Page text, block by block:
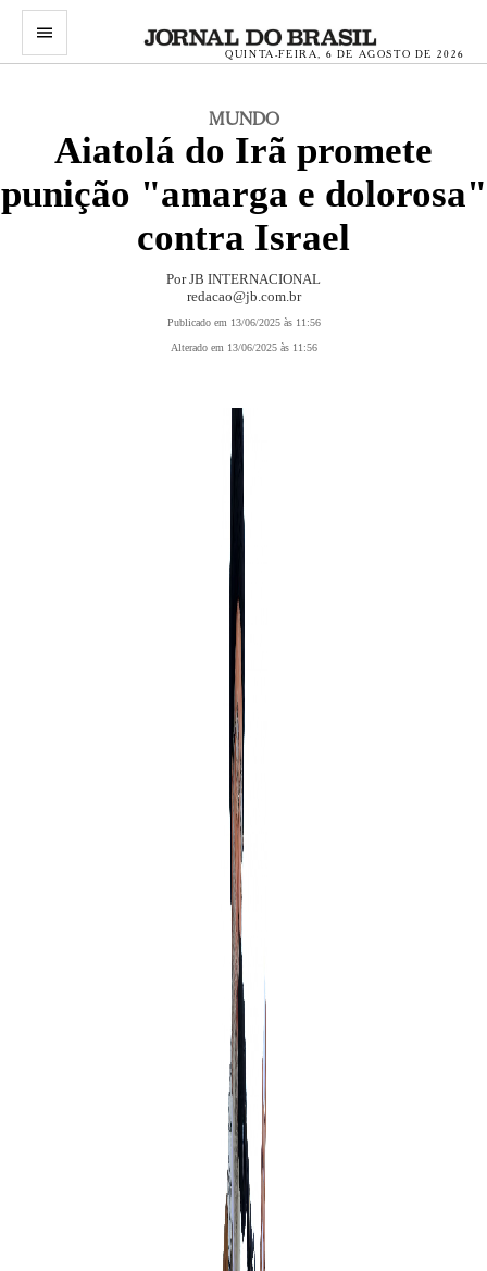
menu
QUINTA-FEIRA, 6 DE AGOSTO DE 2026
MUNDO
Aiatolá do Irã promete
punição "amarga e dolorosa"
contra Israel
Por JB INTERNACIONAL
redacao@jb.com.br
Publicado em 13/06/2025 às 11:56
Alterado em 13/06/2025 às 11:56